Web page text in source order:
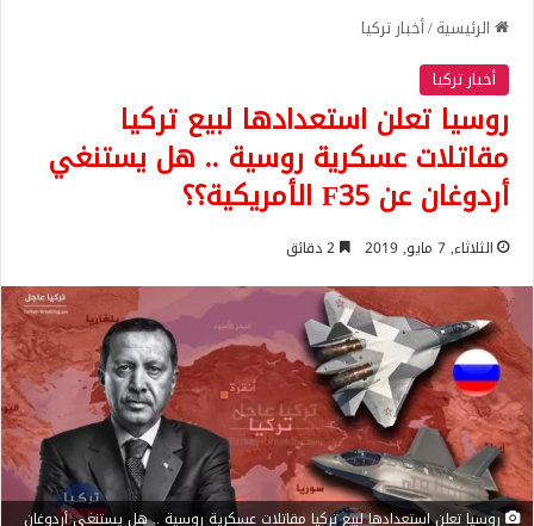
الرئيسية/أخبار تركيا
أخبار تركيا
روسيا تعلن استعدادها لبيع تركيا
مقاتلات عسكرية روسية .. هل يستنغي
أردوغان عن F35 الأمريكية؟؟
الثلاثاء, 7 مايو, 2019
روسيا تعلن استعدادها لبيع تركيا مقاتلات عسكرية روسية .. هل يستنغي أردوغان